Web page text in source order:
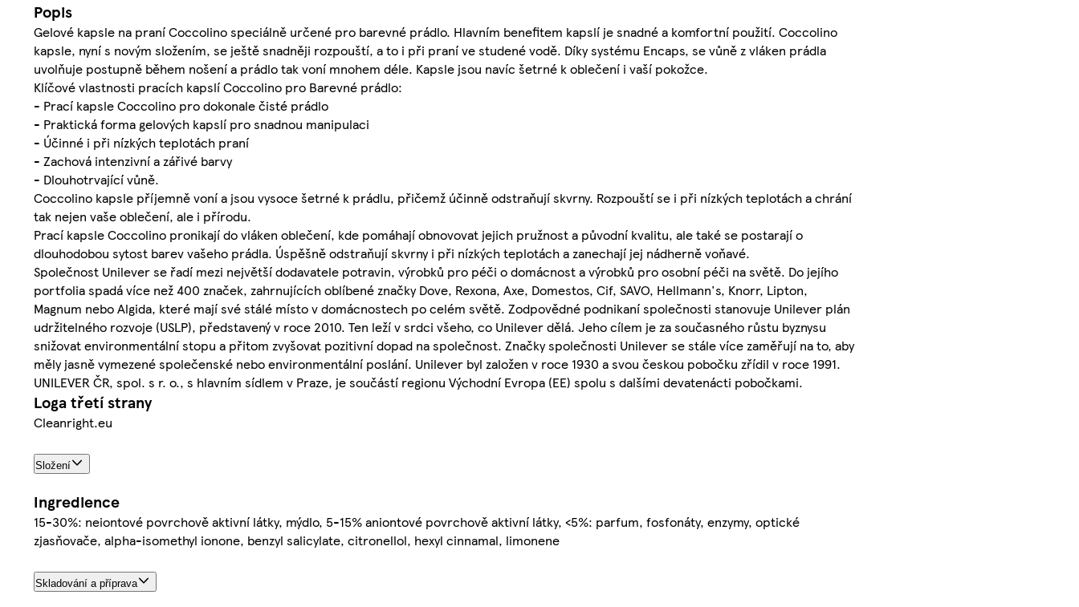
Popis
Gelové kapsle na praní Coccolino speciálně určené pro barevné prádlo. Hlavním benefitem kapslí je snadné a komfortní použití. Coccolino
kapsle, nyní s novým složením, se ještě snadněji rozpouští, a to i při praní ve studené vodě. Díky systému Encaps, se vůně z vláken prádla
uvolňuje postupně během nošení a prádlo tak voní mnohem déle. Kapsle jsou navíc šetrné k oblečení i vaší pokožce.
Klíčové vlastnosti pracích kapslí Coccolino pro Barevné prádlo:
- Prací kapsle Coccolino pro dokonale čisté prádlo
- Praktická forma gelových kapslí pro snadnou manipulaci
- Účinné i při nízkých teplotách praní
- Zachová intenzivní a zářivé barvy
- Dlouhotrvající vůně.
Coccolino kapsle příjemně voní a jsou vysoce šetrné k prádlu, přičemž účinně odstraňují skvrny. Rozpouští se i při nízkých teplotách a chrání
tak nejen vaše oblečení, ale i přírodu.
Prací kapsle Coccolino pronikají do vláken oblečení, kde pomáhají obnovovat jejich pružnost a původní kvalitu, ale také se postarají o
dlouhodobou sytost barev vašeho prádla. Úspěšně odstraňují skvrny i při nízkých teplotách a zanechají jej nádherně voňavé.
Společnost Unilever se řadí mezi největší dodavatele potravin, výrobků pro péči o domácnost a výrobků pro osobní péči na světě. Do jejího
portfolia spadá více než 400 značek, zahrnujících oblíbené značky Dove, Rexona, Axe, Domestos, Cif, SAVO, Hellmann's, Knorr, Lipton,
Magnum nebo Algida, které mají své stálé místo v domácnostech po celém světě. Zodpovědné podnikaní společnosti stanovuje Unilever plán
udržitelného rozvoje (USLP), představený v roce 2010. Ten leží v srdci všeho, co Unilever dělá. Jeho cílem je za současného růstu byznysu
snižovat environmentální stopu a přitom zvyšovat pozitivní dopad na společnost. Značky společnosti Unilever se stále více zaměřují na to, aby
měly jasně vymezené společenské nebo environmentální poslání. Unilever byl založen v roce 1930 a svou českou pobočku zřídil v roce 1991.
UNILEVER ČR, spol. s r. o., s hlavním sídlem v Praze, je součástí regionu Východní Evropa (EE) spolu s dalšími devatenácti pobočkami.
Loga třetí strany
Cleanright.eu
Složení
Ingredience
15-30%: neiontové povrchově aktivní látky, mýdlo, 5-15% aniontové povrchově aktivní látky, <5%: parfum, fosfonáty, enzymy, optické
zjasňovače, alpha-isomethyl ionone, benzyl salicylate, citronellol, hexyl cinnamal, limonene
Skladování a příprava